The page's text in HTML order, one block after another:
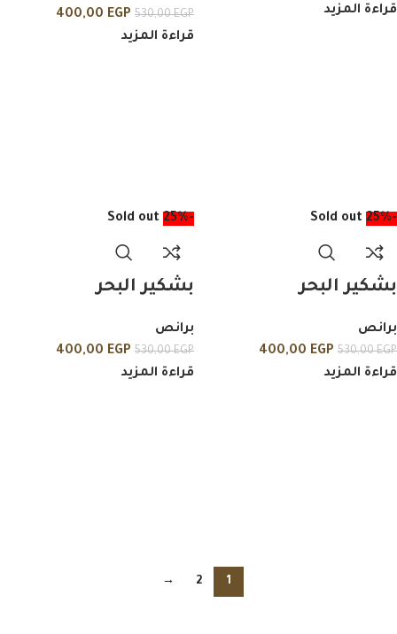
قراءة المزيد 530,00EGP
400,00 EGP
قراءة المزيد
-25%
Sold out
بشكير البحر
برانص
530,00EGP
400,00 EGP
قراءة المزيد
-25%
Sold out
بشكير البحر
برانص
530,00EGP
400,00 EGP
قراءة المزيد
1
2
→